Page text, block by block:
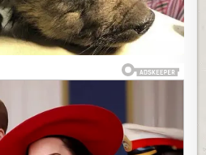
NAUČNICI
ZBUNJENI